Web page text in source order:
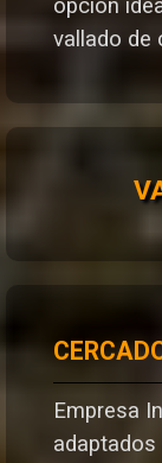
opción
vallado de
Empresa